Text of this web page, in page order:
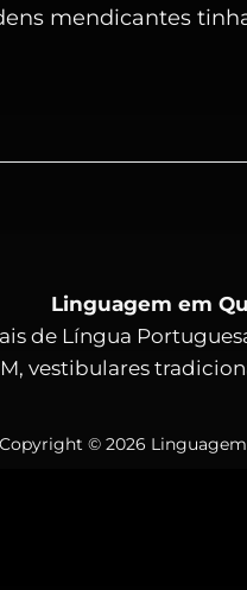
mendicantes
Linguagem em
de Língua
vestibulares
Copyright © 2026